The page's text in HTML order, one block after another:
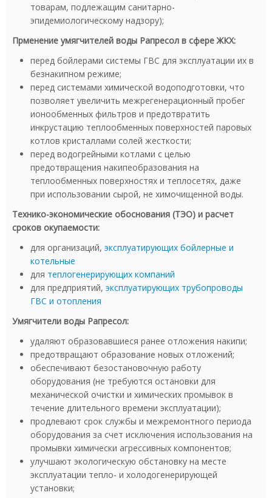
товарам, подлежащим санитарно-
эпидемиологическому надзору);
Прменение умягчителей воды Рапресол в сфере ЖКХ:
перед бойлерами системы ГВС для эксплуатации их в
безнакипном режиме;
перед системами химической водоподготовки, что
позволяет увеличить межрегенерационный пробег
ионообменных фильтров и предотвратить
инкрустацию теплообменных поверхностей паровых
котлов кристаллами солей жесткости;
перед водогрейными котлами с целью
предотвращения накипеобразования на
теплообменных поверхностях и теплосетях, даже
при использовании сырой, не химочищенной воды.
Технико-экономические обоснования (ТЭО) и расчет
сроков окупаемости:
для организаций, эксплуатирующих бойлерные и
котельные
для теплогенерирующих компаний
для предприятий, эксплуатирующих трубопроводы
ГВС и отопления
Умягчители воды Рапресол:
удаляют образовавшиеся ранее отложения накипи;
предотвращают образование новых отложений;
обеспечивают безостановочную работу
оборудования (не требуются остановки для
механической очистки и химических промывок в
течение длительного времени эксплуатации);
продлевают срок службы и межремонтного периода
оборудования за счет исключения использования на
промывки химически агрессивных компонентов;
улучшают экологическую обстановку на месте
эксплуатации тепло- и холодогенерирующей
установки;